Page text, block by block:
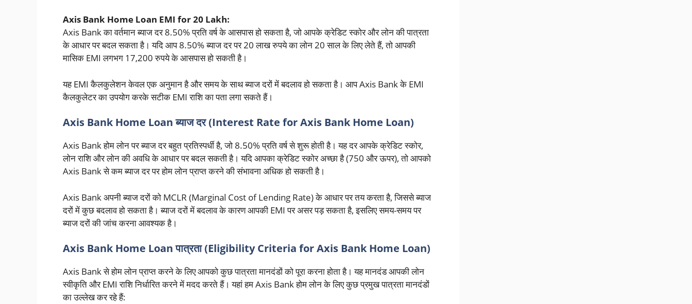
Axis Bank Home Loan EMI for 20 Lakh:
Axis Bank का वर्तमान ब्याज दर 8.50% प्रति वर्ष के आसपास हो सकता है, जो आपके क्रेडिट स्कोर और लोन की पात्रता
के आधार पर बदल सकता है। यदि आप 8.50% ब्याज दर पर 20 लाख रुपये का लोन 20 साल के लिए लेते हैं, तो आपकी
मासिक EMI लगभग 17,200 रुपये के आसपास हो सकती है।
यह EMI कैलकुलेशन केवल एक अनुमान है और समय के साथ ब्याज दरों में बदलाव हो सकता है। आप Axis Bank के EMI
कैलकुलेटर का उपयोग करके सटीक EMI राशि का पता लगा सकते हैं।
Axis Bank Home Loan ब्याज दर (Interest Rate for Axis Bank Home Loan)
Axis Bank होम लोन पर ब्याज दर बहुत प्रतिस्पर्धी है, जो 8.50% प्रति वर्ष से शुरू होती है। यह दर आपके क्रेडिट स्कोर,
लोन राशि और लोन की अवधि के आधार पर बदल सकती है। यदि आपका क्रेडिट स्कोर अच्छा है (750 और ऊपर), तो आपको
Axis Bank से कम ब्याज दर पर होम लोन प्राप्त करने की संभावना अधिक हो सकती है।
Axis Bank अपनी ब्याज दरों को MCLR (Marginal Cost of Lending Rate) के आधार पर तय करता है, जिससे ब्याज
दरों में कुछ बदलाव हो सकता है। ब्याज दरों में बदलाव के कारण आपकी EMI पर असर पड़ सकता है, इसलिए समय-समय पर
ब्याज दरों की जांच करना आवश्यक है।
Axis Bank Home Loan पात्रता (Eligibility Criteria for Axis Bank Home Loan)
Axis Bank से होम लोन प्राप्त करने के लिए आपको कुछ पात्रता मानदंडों को पूरा करना होता है। यह मानदंड आपकी लोन
स्वीकृति और EMI राशि निर्धारित करने में मदद करते हैं। यहां हम Axis Bank होम लोन के लिए कुछ प्रमुख पात्रता मानदंडों
का उल्लेख कर रहे हैं: